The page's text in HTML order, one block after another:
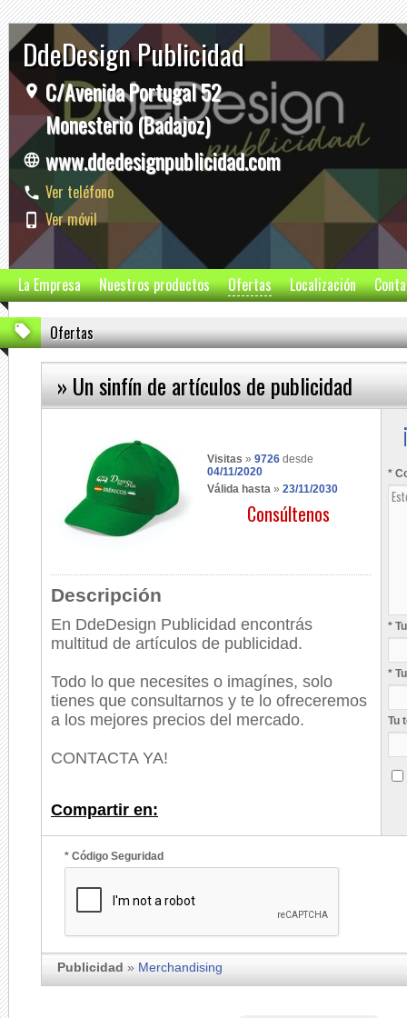
DdeDesign Publicidad
C/Avenida Portugal 52
Monesterio (Badajoz)
www.ddedesignpublicidad.com
Ver teléfono
Ver móvil
La Empresa Nuestros productos Ofertas Localización
Ofertas
» Un sinfín de artículos de publicidad
Visitas » 9726 desde
04/11/2020
Válida hasta » 23/11/2030
Consúltenos
Descripción
En DdeDesign Publicidad encontrás
multitud de artículos de publicidad.
Todo lo que necesites o imagínes, solo
tienes que consultarnos y te lo ofreceremos
a los mejores precios del mercado.
CONTACTA YA!
Compartir en:
*
*
*
Tu
* Código Seguridad
Publicidad » Merchandising